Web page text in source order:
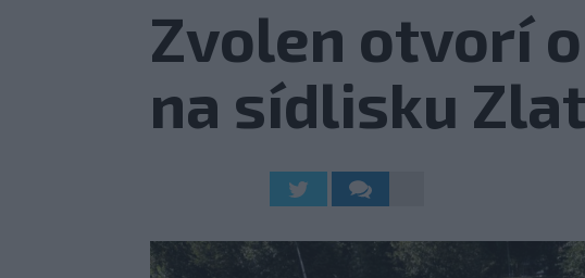
Zvolen otvorí
na sídlisku